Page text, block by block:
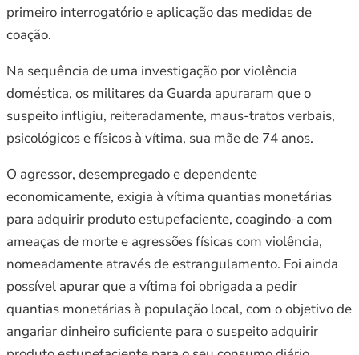
primeiro interrogatório e aplicação das medidas de
coação.
Na sequência de uma investigação por violência
doméstica, os militares da Guarda apuraram que o
suspeito infligiu, reiteradamente, maus-tratos verbais,
psicológicos e físicos à vítima, sua mãe de 74 anos.
O agressor, desempregado e dependente
economicamente, exigia à vítima quantias monetárias
para adquirir produto estupefaciente, coagindo-a com
ameaças de morte e agressões físicas com violência,
nomeadamente através de estrangulamento. Foi ainda
possível apurar que a vítima foi obrigada a pedir
quantias monetárias à população local, com o objetivo de
angariar dinheiro suficiente para o suspeito adquirir